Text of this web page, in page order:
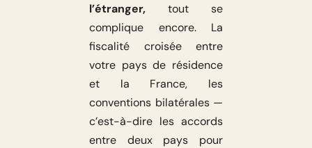
l’étranger,tout se
complique encore. La
fiscalité croisée entre
votre pays de résidence
et la France, les
conventions bilatérales —
c’est-à-dire les accords
entre deux pays pour